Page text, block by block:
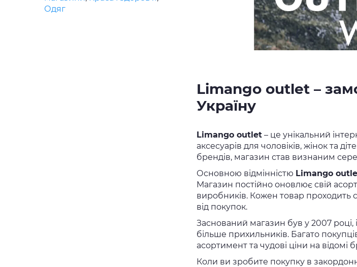
Одяг
Limango outlet –
Україну
Limango outlet – це унікальний
аксесуарів для чоловіків, жінок та
брендів, магазин став визнаним
Основною відмінністю Limango
Магазин постійно оновлює свій
виробників. Кожен товар проходить
від покупок.
Заснований магазин був у 2007
більше прихильників. Багато
асортимент та чудові ціни на відомі
Коли ви зробите покупку в